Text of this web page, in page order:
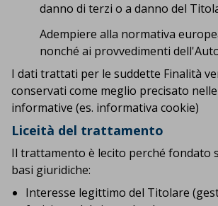
danno di terzi o a danno del
Adempiere alla normativa
nonché ai provvedimenti
I dati trattati per le suddette Finalità
conservati come meglio precisato
informative (es. informativa cookie)
Liceità del trattamento
Il trattamento è lecito perché fondato
basi giuridiche:
Interesse legittimo del Titolare